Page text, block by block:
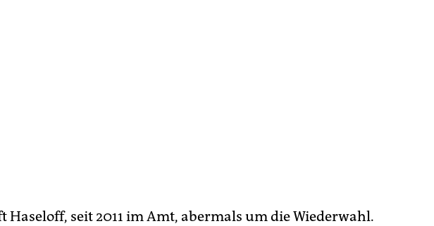
Haseloff, seit 2011 im Amt, abermals um die Wiederwahl.